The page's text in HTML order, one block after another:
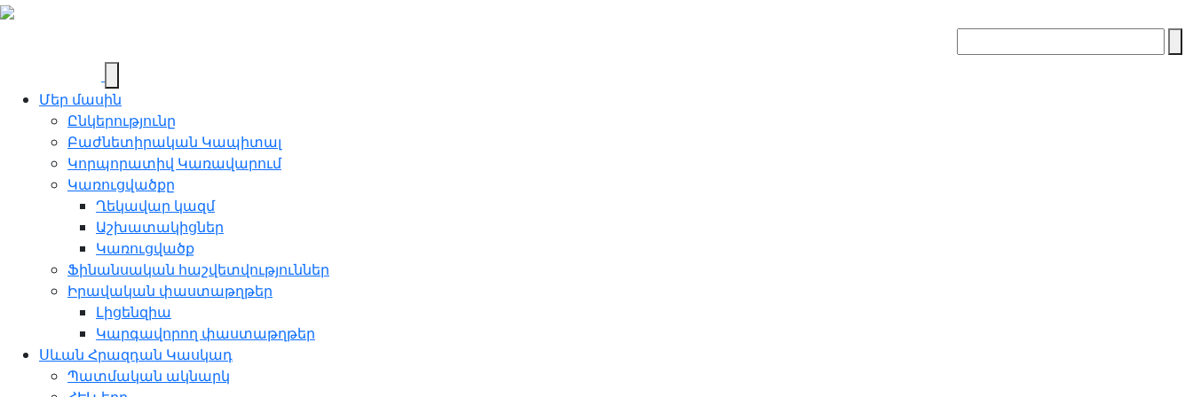
Մեր մասին
Ընկերությունը
Բաժնետիրական Կապիտալ
Կորպորատիվ Կառավարում
Կառուցվածքը
Ղեկավար կազմ
Աշխատակիցներ
Կառուցվածք
Ֆինանսական հաշվետվություններ
Իրավական փաստաթղթեր
Լիցենզիա
Կարգավորող փաստաթղթեր
Սևան Հրազդան Կասկադ
Պատմական ակնարկ